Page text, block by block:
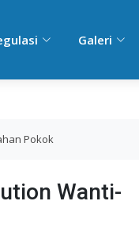
Galeri
Pokok
Wanti-